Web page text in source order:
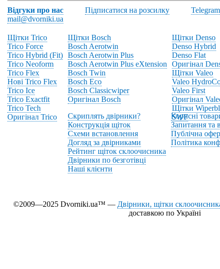
Відгуки про нас Підписатися на розсилку
Telegram
mail@dvorniki.ua
Щітки Trico
Trico Force
Trico Hybrid (Fit)
Trico Neoform
Trico Flex
Нові Trico Flex
Trico Ice
Trico Exactfit
Trico Tech
Оригінал Trico
Щітки Bosch
Bosch Aerotwin
Bosch Aerotwin Plus
Bosch Aerotwin Plus eXtension
Bosch Twin
Bosch Eco
Bosch Classicwiper
Оригінал Bosch
Щітки Denso
Denso Hybrid
Denso Flat
Оригінал
Щітки Valeo
Valeo
Valeo First
Оригінал
Щітки
SWF
Скриплять двірники?
Конструкція щіток
Схеми встановлення
Догляд за двірниками
Рейтинг щіток склоочисника
Двірники по безготівці
Наші клієнти
Корисні
Запитання та
Публічна
Політика
©2009—2025 Dvorniki.ua™ — Двірники, щітки
доставкою по Україні